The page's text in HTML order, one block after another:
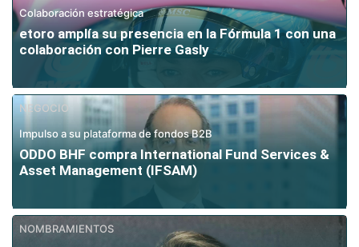
Colaboración estratégica
etoro amplía su presencia en la Fórmula 1 con una
colaboración con Pierre Gasly
NEGOCIO
Impulso a su plataforma de fondos B2B
ODDO BHF compra International Fund Services &
Asset Management (IFSAM)
NOMBRAMIENTOS